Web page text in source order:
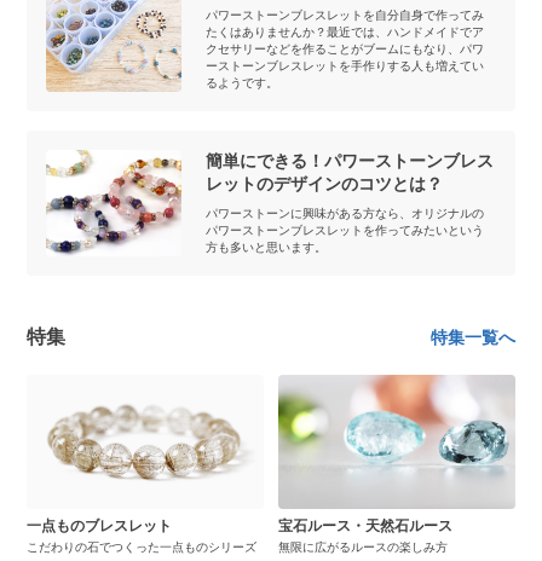
パワーストーンブレスレットを自分自身で作ってみ
たくはありませんか？最近では、ハンドメイドでア
クセサリーなどを作ることがブームにもなり、パワ
ーストーンブレスレットを手作りする人も増えてい
るようです。
簡単にできる！パワーストーンブレス
レットのデザインのコツとは？
パワーストーンに興味がある方なら、オリジナルの
パワーストーンブレスレットを作ってみたいという
方も多いと思います。
特集 特集一覧へ
一点ものブレスレット
こだわりの石でつくった一点ものシリーズ
宝石ルース・天然石ルース
無限に広がるルースの楽しみ方